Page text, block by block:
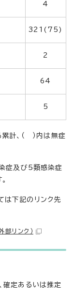
4
321(75)
2
64
5
計、（ ）内は無症
症及び5類感染症
は下記のリンク先
部リンク）
確定あるいは推定